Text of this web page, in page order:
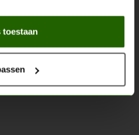
toestaan
en scenery